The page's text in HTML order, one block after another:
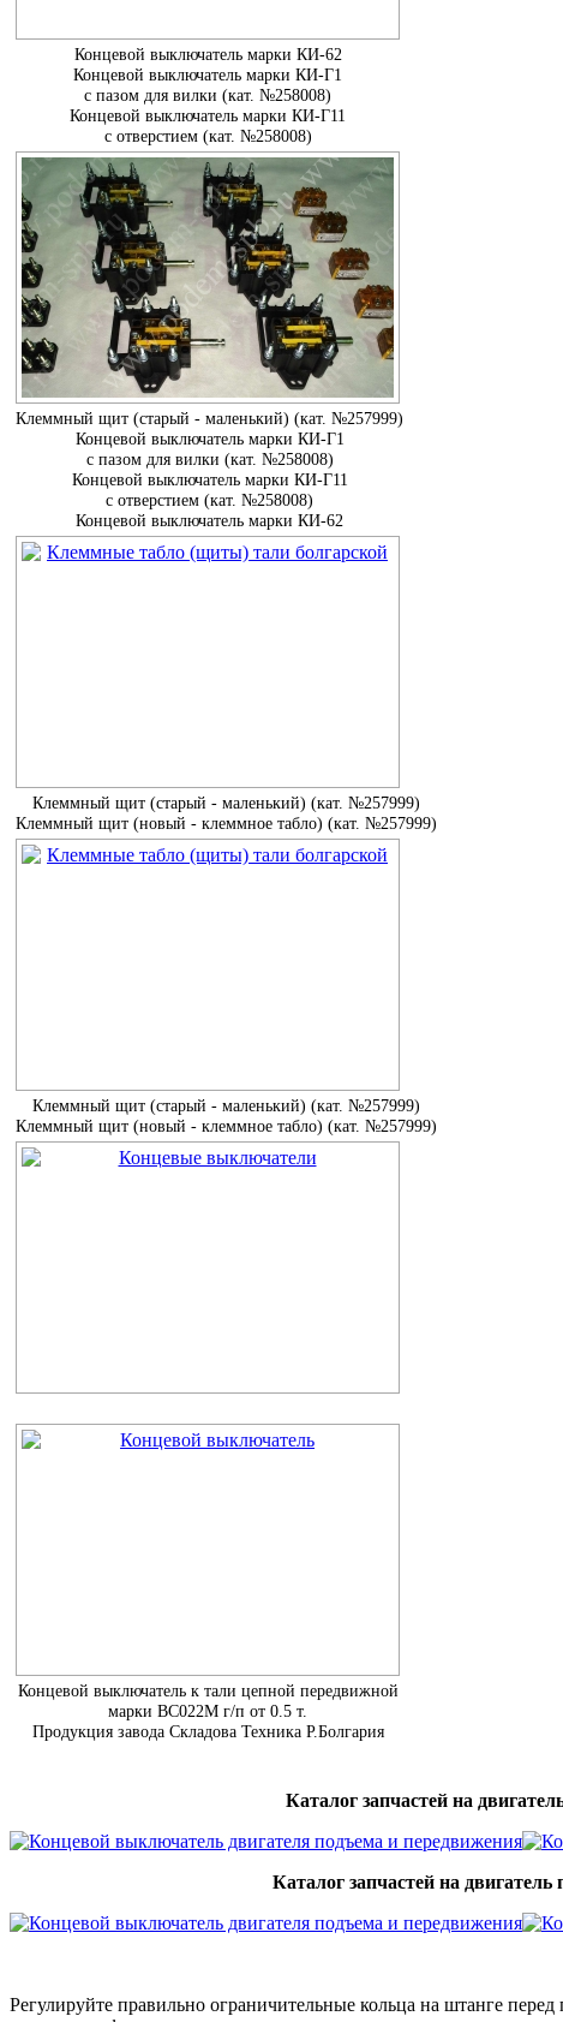
Концевой выключатель марки КИ-62
Концевой выключатель марки КИ-Г1
с пазом для вилки (кат. №258008)
Концевой выключатель марки КИ-Г11
с отверстием (кат. №258008)
Клеммный щит (старый - маленький) (кат. №257999)
Концевой выключатель марки КИ-Г1
с пазом для вилки (кат. №258008)
Концевой выключатель марки КИ-Г11
с отверстием (кат. №258008)
Концевой выключатель марки КИ-62
Клеммный щит (старый - маленький) (кат. №257999)
Клеммный щит (новый - клеммное табло) (кат. №257999)
Клеммный щит (старый - маленький) (кат. №257999)
Клеммный щит (новый - клеммное табло) (кат. №257999)
Концевой выключатель к тали цепной передвижной
марки ВС022М г/п от 0.5 т.
Продукция завода Складова Техника Р.Болгария
Каталог запчастей на
Каталог запчастей на
Регулируйте правильно ограничительные кольца на штанге